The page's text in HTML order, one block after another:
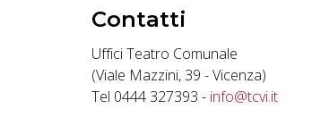
Contatti
Uffici Teatro Comunale
(Viale Mazzini, 39 - Vicenza)
Tel 0444 327393 - info@tcvi.it